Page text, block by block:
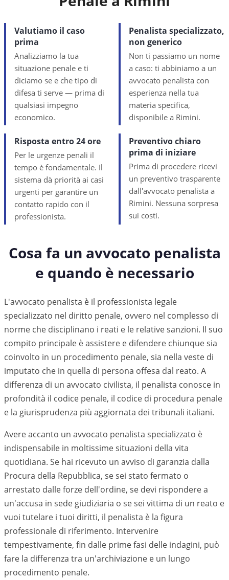
Valutiamo il caso
prima
Analizziamo la tua
situazione penale e ti
diciamo se e che tipo di
difesa ti serve — prima di
qualsiasi impegno
economico.
Penalista specializzato,
non generico
Non ti passiamo un nome
a caso: ti abbiniamo a un
avvocato penalista con
esperienza nella tua
materia specifica,
disponibile a Rimini.
Risposta entro 24 ore
Per le urgenze penali il
tempo è fondamentale. Il
sistema dà priorità ai casi
urgenti per garantire un
contatto rapido con il
professionista.
Preventivo chiaro
prima di iniziare
Prima di procedere ricevi
un preventivo trasparente
dall'avvocato penalista a
Rimini. Nessuna sorpresa
sui costi.
Cosa fa un avvocato penalista
e quando è necessario
L'avvocato penalista è il professionista legale
specializzato nel diritto penale, ovvero nel complesso di
norme che disciplinano i reati e le relative sanzioni. Il suo
compito principale è assistere e difendere chiunque sia
coinvolto in un procedimento penale, sia nella veste di
imputato che in quella di persona offesa dal reato. A
differenza di un avvocato civilista, il penalista conosce in
profondità il codice penale, il codice di procedura penale
e la giurisprudenza più aggiornata dei tribunali italiani.
Avere accanto un avvocato penalista specializzato è
indispensabile in moltissime situazioni della vita
quotidiana. Se hai ricevuto un avviso di garanzia dalla
Procura della Repubblica, se sei stato fermato o
arrestato dalle forze dell'ordine, se devi rispondere a
un'accusa in sede giudiziaria o se sei vittima di un reato e
vuoi tutelare i tuoi diritti, il penalista è la figura
professionale di riferimento. Intervenire
tempestivamente, fin dalle prime fasi delle indagini, può
fare la differenza tra un'archiviazione e un lungo
procedimento penale.